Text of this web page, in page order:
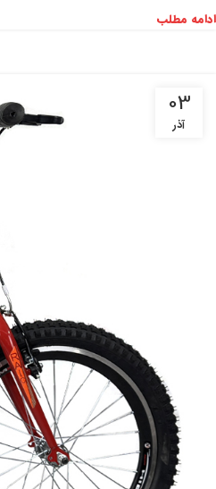
ادامه مطلب
03
آذر